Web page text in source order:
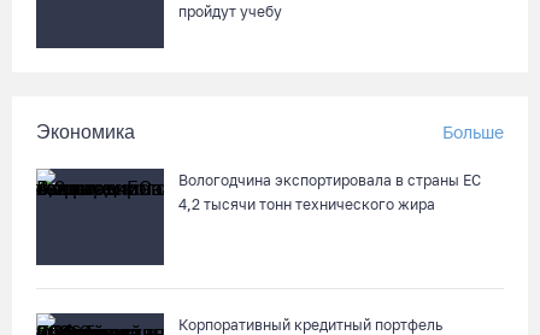
пройдут учебу
Экономика Больше
Вологодчина экспортировала в страны ЕС
4,2 тысячи тонн технического жира
Корпоративный кредитный портфель